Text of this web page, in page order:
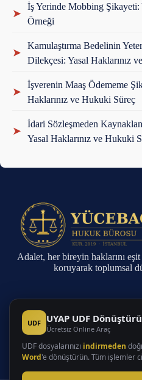
➤
İş Yerinde Mobbing Şikayeti:
Örneği
➤
Kamulaştırma Bedelinin
Dilekçesi: Yasal Haklarınız
➤
İşverenin Maaş Ödememe
Haklarınız ve Hukuki Süreç
➤
İdari Sözleşmeden
Yasal Haklarınız ve Hukuki
Adalet, her bireyin haklarını
koruyarak toplumsal
Faaliyet
UDF UYAP UDF
Ücretsiz Online Araç
UDF dosyalarınızı indirmeden
Word'e dönüştürün. Tüm işlemler